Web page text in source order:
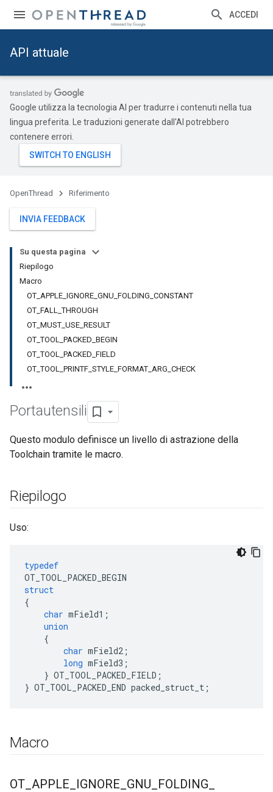
ACCEDI
API attuale
Google utilizza la tecnologia AI per tradurre i contenuti nella tua
lingua preferita. Le traduzioni generate dall'AI potrebbero
contenere errori.
OpenThread Riferimento
INVIA FEEDBACK
Su questa pagina
Riepilogo
Macro
OT_APPLE_IGNORE_GNU_FOLDING_CONSTANT
OT_FALL_THROUGH
OT_MUST_USE_RESULT
OT_TOOL_PACKED_BEGIN
OT_TOOL_PACKED_FIELD
OT_TOOL_PRINTF_STYLE_FORMAT_ARG_CHECK
Portautensili
Questo modulo definisce un livello di astrazione della
Toolchain tramite le macro.
Riepilogo
Uso:
typedef
OT_TOOL_PACKED_BEGIN
struct
{
char mField1 ;
union
{
char mField2 ;
long mField3 ;
} OT_TOOL_PACKED_FIELD ;
} OT_TOOL_PACKED_END packed_struct_t ;
Macro
OT APPLE IGNORE GNU FOLDING